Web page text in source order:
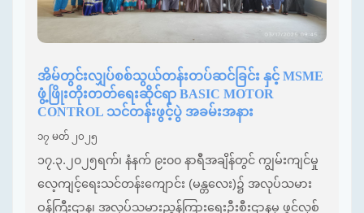
အိမ်တွင်းလျှပ်စစ်သွယ်တန်းတပ်ဆင်ခြင်း နှင့် MSME
ဖွံ့ဖြိုးတိုးတတ်ရေးဆိုင်ရာ BASIC MOTOR
CONTROL သင်တန်းဖွင့်ပွဲ အခမ်းအနား
၁၇ မတ် ၂၀၂၅
၁၇.၃.၂၀၂၅ရက်၊ နံနက် ၉း၀၀ နာရီအချိန်တွင် ကျွမ်းကျင်မှု
လေ့ကျင့်ရေးသင်တန်းကျောင်း (မန္တလေး)၌ အလုပ်သမား
ဝန်ကြီးဌာန၊ အလုပ်သမားညွှန်ကြားရေးဦးစီးဌာနမှ ဖွင့်လှစ်